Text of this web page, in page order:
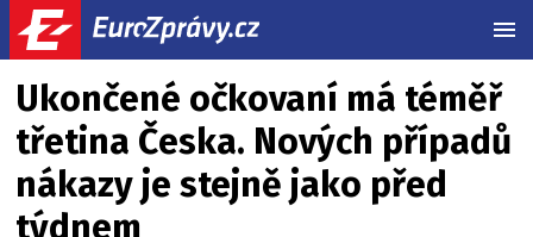
Ukončené očkovaní má téměř
třetina Česka. Nových případů
nákazy je stejně jako před
týdnem